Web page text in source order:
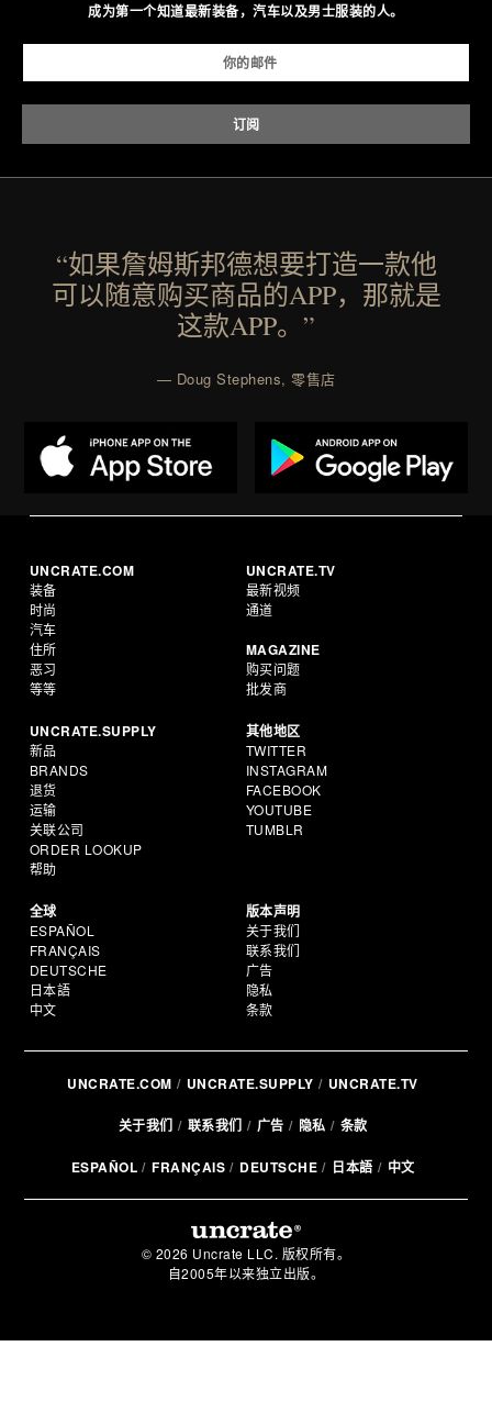
成为第一个知道最新装备，汽车以及男士服装的人。
“如果詹姆斯邦德想要打造一款他
可以随意购买商品的APP，那就是
这款APP。”
— Doug Stephens, 零售店
UNCRATE.COM
装备
时尚
汽车
住所
恶习
等等
UNCRATE.TV
最新视频
通道
MAGAZINE
购买问题
批发商
UNCRATE.SUPPLY
新品
BRANDS
退货
运输
关联公司
ORDER LOOKUP
帮助
其他地区
TWITTER
INSTAGRAM
FACEBOOK
YOUTUBE
TUMBLR
全球
ESPAÑOL
FRANÇAIS
DEUTSCHE
日本語
中文
版本声明
关于我们
联系我们
广告
隐私
条款
UNCRATE.COM UNCRATE.SUPPLY UNCRATE.TV
关于我们 联系我们 广告 隐私 条款
ESPAÑOL FRANÇAIS DEUTSCHE 日本語 中文
© 2026 Uncrate LLC. 版权所有。
自2005年以来独立出版。